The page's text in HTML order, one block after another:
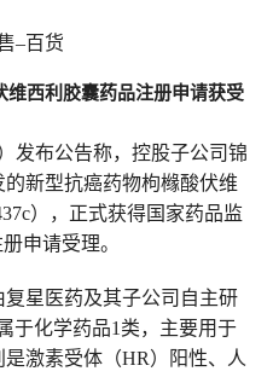
–百货
维西利胶囊药品注册申请获受
发布公告称，控股子公司锦
新型抗癌药物枸橼酸伏维
），正式获得国家药品监
申请受理。
星医药及其子公司自主研
于化学药品1类，主要用于
激素受体（HR）阳性、人